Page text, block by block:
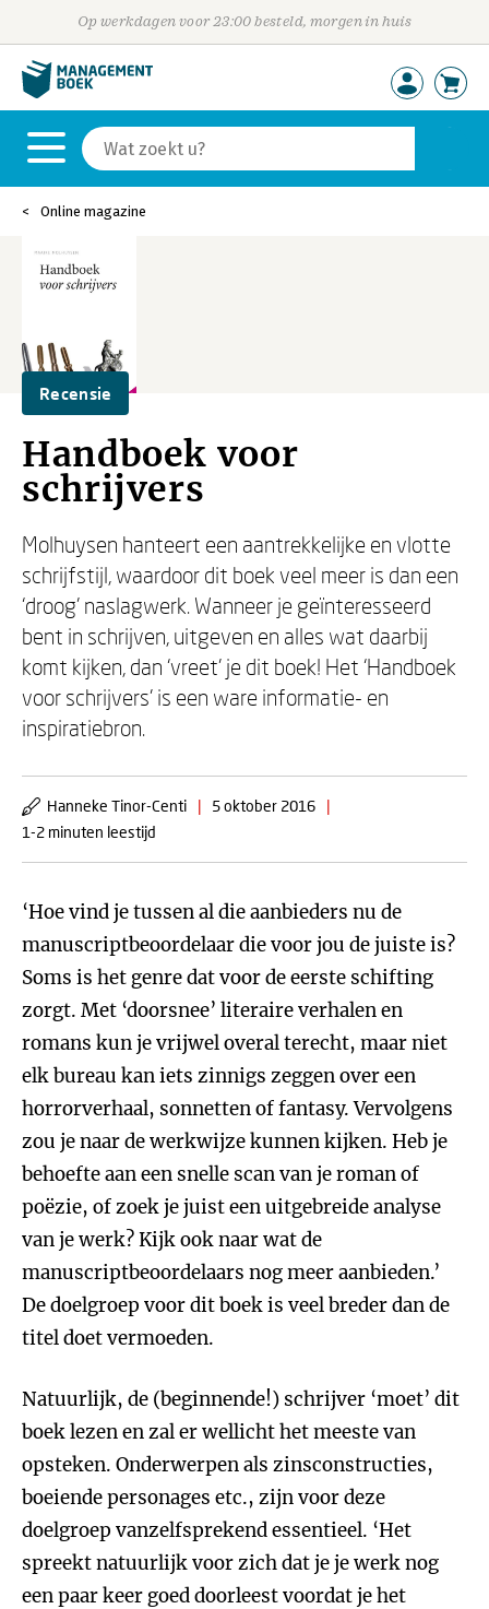
Op werkdagen voor 23:00 besteld, morgen in huis
Online magazine
Recensie
Handboek voor
schrijvers
Molhuysen hanteert een aantrekkelijke en vlotte
schrijfstijl, waardoor dit boek veel meer is dan een
‘droog’ naslagwerk. Wanneer je geïnteresseerd
bent in schrijven, uitgeven en alles wat daarbij
komt kijken, dan ‘vreet’ je dit boek! Het ‘Handboek
voor schrijvers’ is een ware informatie- en
inspiratiebron.
Hanneke Tinor-Centi | 5 oktober 2016
|
1-2 minuten leestijd
‘Hoe vind je tussen al die aanbieders nu de
manuscriptbeoordelaar die voor jou de juiste is?
Soms is het genre dat voor de eerste schifting
zorgt. Met ‘doorsnee’ literaire verhalen en
romans kun je vrijwel overal terecht, maar niet
elk bureau kan iets zinnigs zeggen over een
horrorverhaal, sonnetten of fantasy. Vervolgens
zou je naar de werkwijze kunnen kijken. Heb je
behoefte aan een snelle scan van je roman of
poëzie, of zoek je juist een uitgebreide analyse
van je werk? Kijk ook naar wat de
manuscriptbeoordelaars nog meer aanbieden.’
De doelgroep voor dit boek is veel breder dan de
titel doet vermoeden.
Natuurlijk, de (beginnende!) schrijver ‘moet’ dit
boek lezen en zal er wellicht het meeste van
opsteken. Onderwerpen als zinsconstructies,
boeiende personages etc., zijn voor deze
doelgroep vanzelfsprekend essentieel. ‘Het
spreekt natuurlijk voor zich dat je je werk nog
een paar keer goed doorleest voordat je het